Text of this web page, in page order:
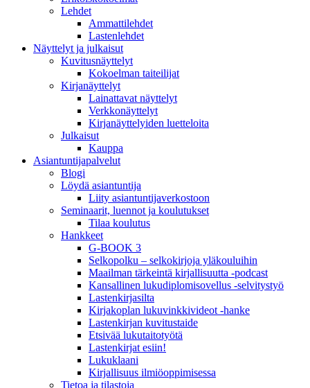
Lehdet
Ammattilehdet
Lastenlehdet
Näyttelyt ja julkaisut
Kuvitusnäyttelyt
Kokoelman taiteilijat
Kirjanäyttelyt
Lainattavat näyttelyt
Verkkonäyttelyt
Kirjanäyttelyiden luetteloita
Julkaisut
Kauppa
Asiantuntija­palvelut
Blogi
Löydä asiantuntija
Liity asiantuntijaverkostoon
Seminaarit, luennot ja koulutukset
Tilaa koulutus
Hankkeet
G-BOOK 3
Selkopolku – selkokirjoja yläkouluihin
Maailman tärkeintä kirjallisuutta -podcast
Kansallinen lukudiplomisovellus -selvitystyö
Lastenkirjasilta
Kirjakoplan lukuvinkkivideot -hanke
Lastenkirjan kuvitustaide
Etsivää lukutaitotyötä
Lastenkirjat esiin!
Lukuklaani
Kirjallisuus ilmiöoppimisessa
Tietoa ja tilastoja